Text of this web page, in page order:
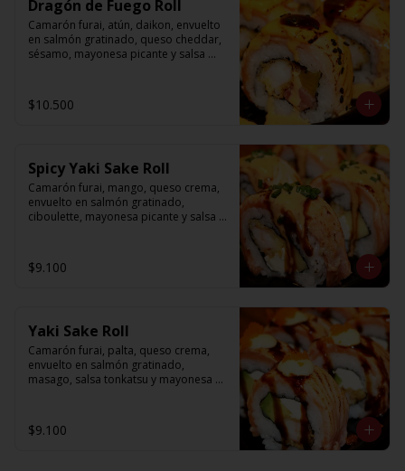
Dragón de Fuego Roll
Camarón furai, atún, daikon, envuelto
en salmón gratinado, queso cheddar,
sésamo, mayonesa picante y salsa
$10.500
Spicy Yaki Sake Roll
Camarón furai, mango, queso crema,
envuelto en salmón gratinado,
ciboulette, mayonesa picante y salsa
$9.100
Yaki Sake Roll
Camarón furai, palta, queso crema,
envuelto en salmón gratinado,
masago, salsa tonkatsu y mayonesa
$9.100